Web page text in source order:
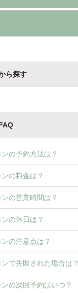
ら探す
の予約方法は？
の料金は？
の営業時間は？
の休日は？
の注意点は？
で失敗された場合は？
の次回予約はいつ？